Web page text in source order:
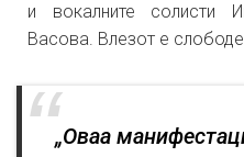
и вокалните солисти
Васова. Влезот е
„Оваа